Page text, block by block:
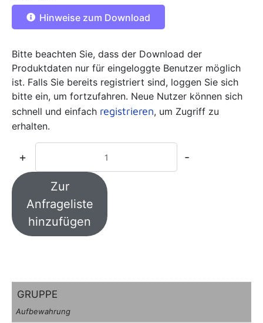
Hinweise zum Download
Bitte beachten Sie, dass der Download der
Produktdaten nur für eingeloggte Benutzer möglich
ist. Falls Sie bereits registriert sind, loggen Sie sich
bitte ein, um fortzufahren. Neue Nutzer können sich
schnell und einfach registrieren, um Zugriff zu
erhalten.
+ -
Zur
Anfrageliste
hinzufügen
GRUPPE
Aufbewahrung